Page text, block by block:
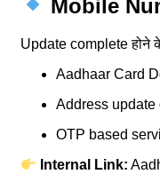
Mobile
Update complete होने
Aadhaar Card
Address
OTP based
Internal Link: